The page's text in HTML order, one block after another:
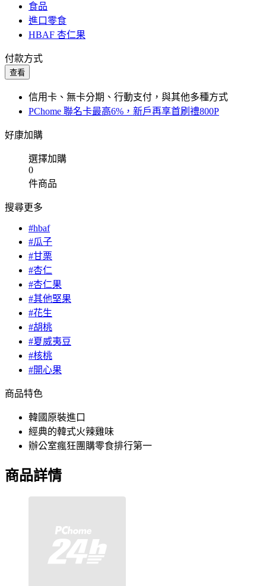
食品
進口零食
HBAF 杏仁果
付款方式
查看
信用卡、無卡分期、行動支付，與其他多種方式
PChome 聯名卡最高6%，新戶再享首刷禮800P
好康加購
選擇加購
0
件商品
搜尋更多
#hbaf
#瓜子
#甘栗
#杏仁
#杏仁果
#其他堅果
#花生
#胡桃
#夏威夷豆
#核桃
#開心果
商品特色
韓國原裝進口
經典的韓式火辣雞味
辦公室瘋狂團購零食排行第一
商品詳情